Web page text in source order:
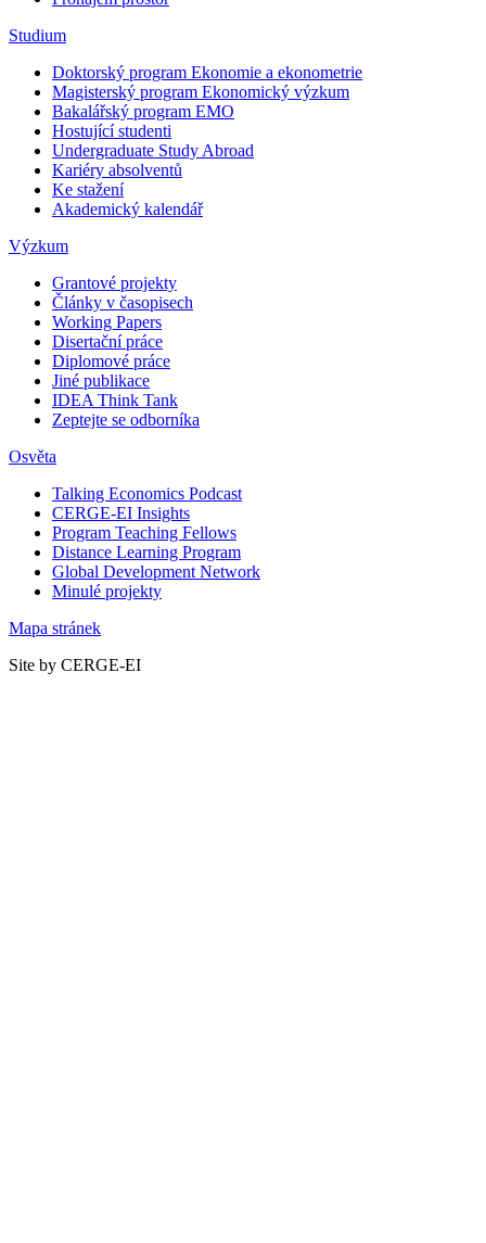
Studium
Doktorský program Ekonomie a ekonometrie
Magisterský program Ekonomický výzkum
Bakalářský program EMO
Hostující studenti
Undergraduate Study Abroad
Kariéry absolventů
Ke stažení
Akademický kalendář
Výzkum
Grantové projekty
Články v časopisech
Working Papers
Disertační práce
Diplomové práce
Jiné publikace
IDEA Think Tank
Zeptejte se odborníka
Osvěta
Talking Economics Podcast
CERGE-EI Insights
Program Teaching Fellows
Distance Learning Program
Global Development Network
Minulé projekty
Mapa stránek
Site by CERGE-EI